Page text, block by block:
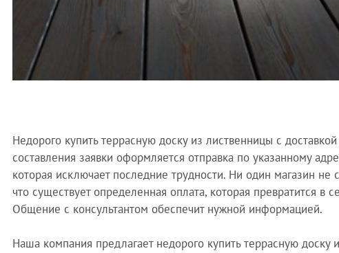
Недорого купить террасную доску из лиственницы с
составления заявки оформляется отправка по указанному
которая исключает последние трудности. Ни один магазин
что существует определенная оплата, которая превратится в
Общение с консультантом обеспечит нужной информацией.
Наша компания предлагает недорого купить террасную